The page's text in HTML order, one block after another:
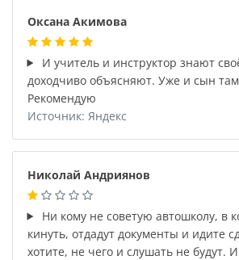
Оксана Акимова
И учитель и инструктор знают
доходчиво объясняют. Уже и сын
Рекомендую
Источник: Яндекс
Николай Андриянов
Ни кому не советую автошколу, в
кинуть, отдадут документы и идите
хотите, не чего и слушать не будут.